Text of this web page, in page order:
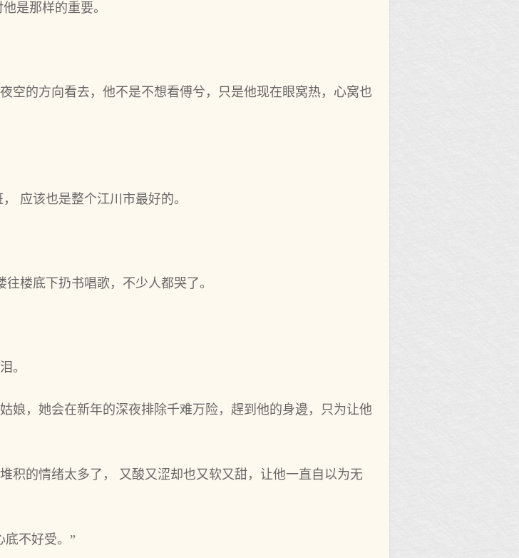
是那样的重要。
空的方向看去，他不是不想看傅兮，只是他现在眼窝热，心窝也
应该也是整个江川市最好的。
楼底下扔书唱歌，不少人都哭了。
。
娘，她会在新年的深夜排除千难万险，趕到他的身邊，只为让他
积的情绪太多了， 又酸又涩却也又软又甜，让他一直自以为无
底不好受。”